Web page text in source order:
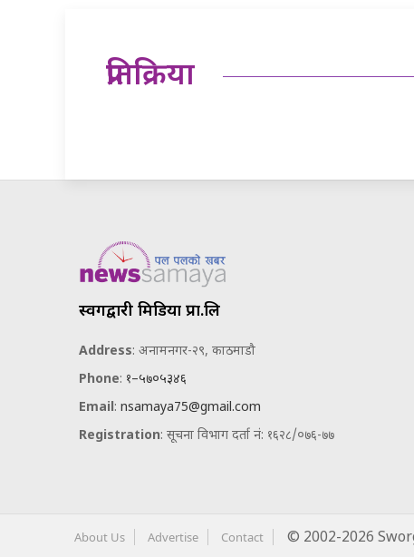
प्रतिक्रिया
स्वर्गद्वारी मिडिया प्रा.लि
Address: अनामनगर-२९, काठमाडौ
Phone: १–५७०५३४६
Email: nsamaya75@gmail.com
Registration: सूचना विभाग दर्ता नं: १६२८/०७६-७७
About Us Advertise Contact © 2002-2026